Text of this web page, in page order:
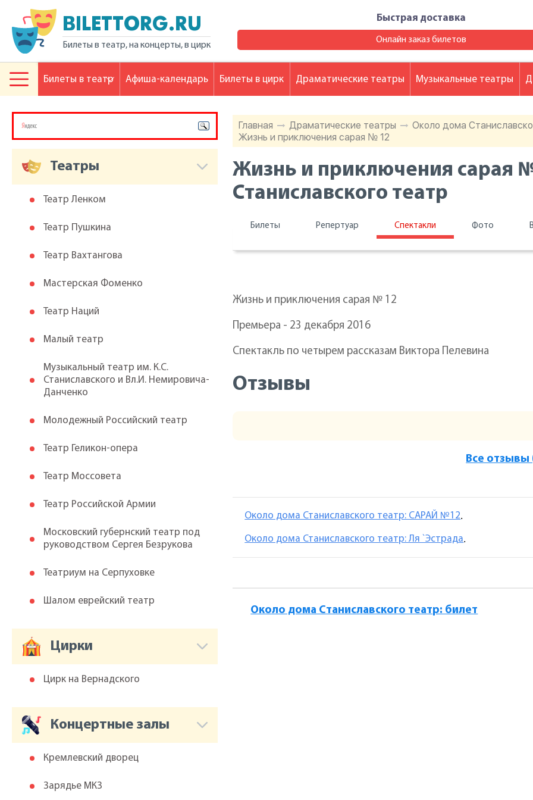
BILETTORG.RU
Билеты в театр, на концерты, в цирк
Быстрая доставка
Онлайн заказ билетов
Главная Драматические театры
Около дома
Жизнь и приключения сарая № 12
Жизнь и приключения сарая
Станиславского театр
Билеты Репертуар Спектакли Фото
Жизнь и приключения сарая № 12
Премьера - 23 декабря 2016
Спектакль по четырем рассказам Виктора Пелевина
Отзывы
Все отзывы
Около дома Станиславского театр: САРАЙ №12.
Около дома Станиславского театр: Ля `Эстрада.
Около дома Станиславского театр: билет
Театры
Театр Ленком
Театр Пушкина
Театр Вахтангова
Мастерская Фоменко
Театр Наций
Малый театр
Музыкальный театр им. К.С.
Станиславского и Вл.И. Немировича-
Данченко
Молодежный Российский театр
Театр Геликон-опера
Театр Моссовета
Театр Российской Армии
Московский губернский театр под
руководством Сергея Безрукова
Театриум на Серпуховке
Шалом еврейский театр
Цирки
Цирк на Вернадского
Концертные залы
Кремлевский дворец
Зарядье МКЗ
Билеты в театр Афиша-календарь Билеты в цирк Драматические театры Музыкальные театры